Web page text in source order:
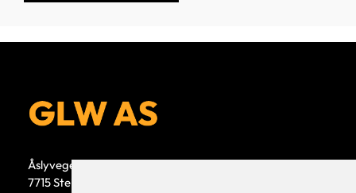
Åslyvegen 5b
7715 Steinkjer